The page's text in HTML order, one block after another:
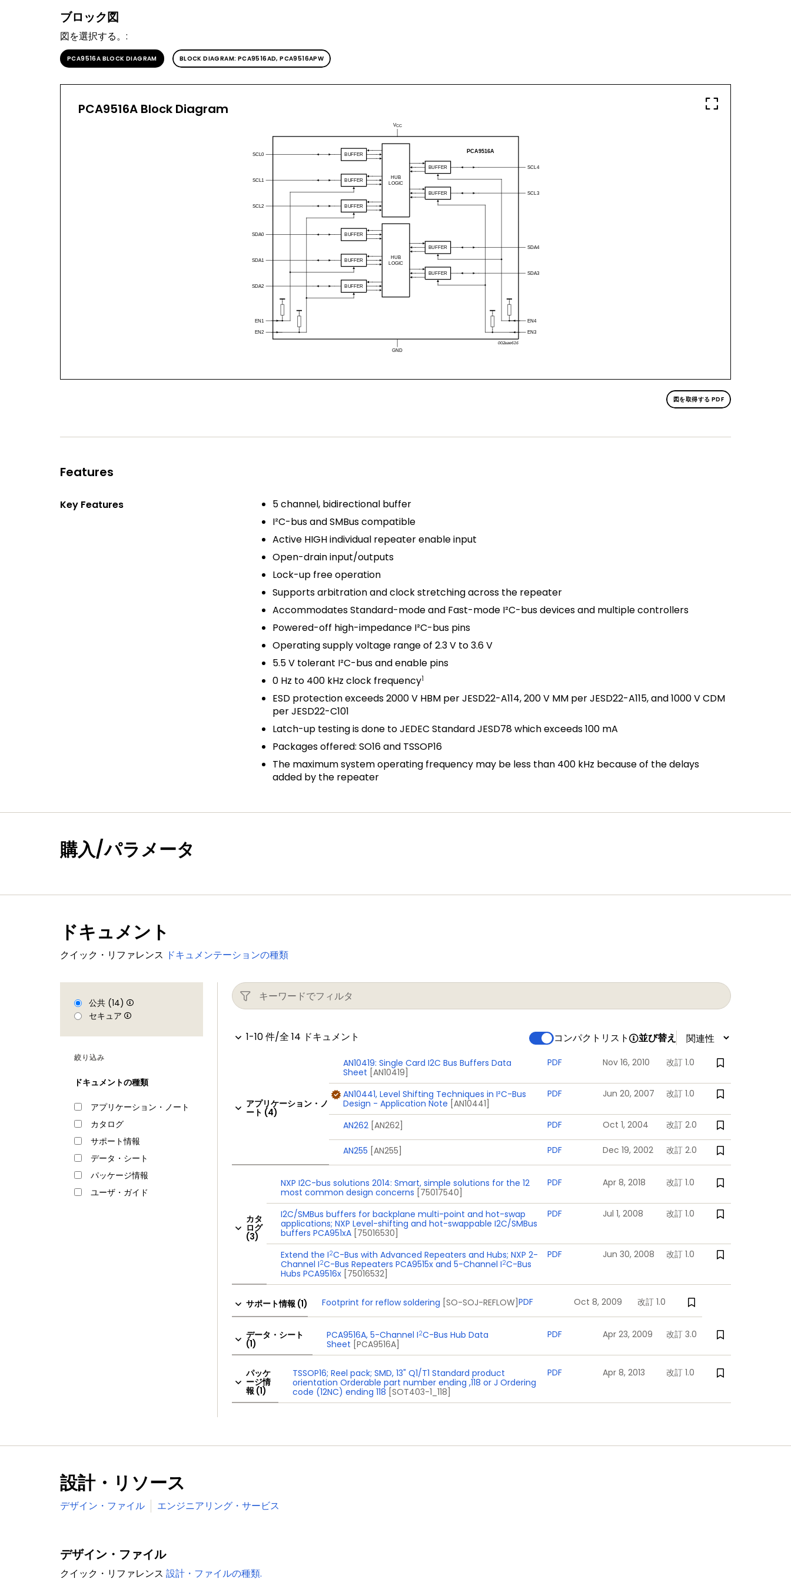
ブロック図
図を選択する。:
PCA9516A BLOCK DIAGRAM BLOCK DIAGRAM: PCA9516AD, PCA9516APW
PCA9516A Block Diagram
図を取得する PDF
Features
Key Features
5 channel, bidirectional buffer
I²C-bus and SMBus compatible
Active HIGH individual repeater enable input
Open-drain input/outputs
Lock-up free operation
Supports arbitration and clock stretching across the repeater
Accommodates Standard-mode and Fast-mode I²C-bus devices and multiple controllers
Powered-off high-impedance I²C-bus pins
Operating supply voltage range of 2.3 V to 3.6 V
5.5 V tolerant I²C-bus and enable pins
0 Hz to 400 kHz clock frequency1
ESD protection exceeds 2000 V HBM per JESD22-A114, 200 V MM per JESD22-A115, and 1000 V CDM
per JESD22-C101
Latch-up testing is done to JEDEC Standard JESD78 which exceeds 100 mA
Packages offered: SO16 and TSSOP16
The maximum system operating frequency may be less than 400 kHz because of the delays
added by the repeater
購入/パラメータ
ドキュメント
クイック・リファレンス ドキュメンテーションの種類
公共 (14)
セキュア
絞り込み
ドキュメントの種類
アプリケーション・ノート
カタログ
サポート情報
データ・シート
パッケージ情報
ユーザ・ガイド
1-10件/全 14 ドキュメント コンパクトリスト 並び替え
アプリケーション・ノ
ート (4)
AN10419: Single Card I2C Bus Buffers Data
Sheet [AN10419]
PDF Nov 16, 2010 改訂 1.0
AN10441, Level Shifting Techniques in I²C-Bus
Design - Application Note [AN10441]
PDF Jun 20, 2007 改訂 1.0
AN262 [AN262] PDF Oct 1, 2004 改訂 2.0
AN255 [AN255] PDF Dec 19, 2002 改訂 2.0
カタ
ログ
(3)
NXP I2C-bus solutions 2014: Smart, simple solutions for the 12
most common design concerns [75017540]
PDF Apr 8, 2018 改訂 1.0
I2C/SMBus buffers for backplane multi-point and hot-swap
applications; NXP Level-shifting and hot-swappable I2C/SMBus
buffers PCA951xA [75016530]
PDF Jul 1, 2008 改訂 1.0
Extend the I2C-Bus with Advanced Repeaters and Hubs; NXP 2-
Channel I2C-Bus Repeaters PCA9515x and 5-Channel I2C-Bus
Hubs PCA9516x [75016532]
PDF Jun 30, 2008 改訂 1.0
サポート情報 (1) Footprint for reflow soldering [SO-SOJ-REFLOW] PDF Oct 8, 2009 改訂 1.0
データ・シート
(1)
PCA9516A, 5-Channel I2C-Bus Hub Data
Sheet [PCA9516A]
PDF Apr 23, 2009 改訂 3.0
パッケ
ージ情
報 (1)
TSSOP16; Reel pack; SMD, 13" Q1/T1 Standard product
orientation Orderable part number ending ,118 or J Ordering
code (12NC) ending 118 [SOT403-1_118]
PDF Apr 8, 2013 改訂 1.0
設計・リソース
デザイン・ファイル エンジニアリング・サービス
デザイン・ファイル
クイック・リファレンス 設計・ファイルの種類.